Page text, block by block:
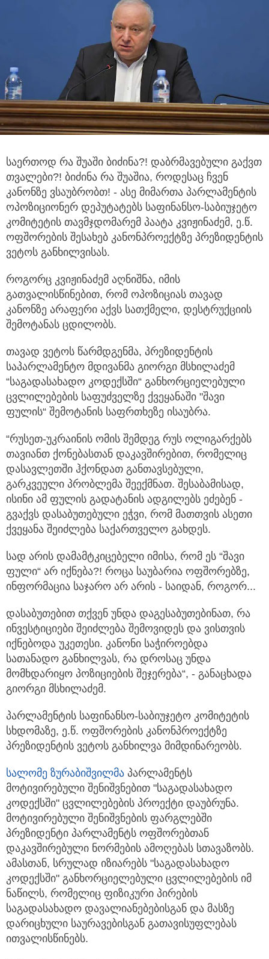
საერთოდ რა შუაში ბიძინა?! დაბრმავებული გაქვთ
თვალები?! ბიძინა რა შუაშია, როდესაც ჩვენ
კანონზე ვსაუბრობთ! - ასე მიმართა პარლამენტის
ოპოზიციონერ დეპუტატებს საფინანსო-საბიუჯეტო
კომიტეტის თავმჯდომარემ პაატა კვიჟინაძემ, ე.წ.
ოფშორების შესახებ კანონპროექტზე პრეზიდენტის
ვეტოს განხილვისას.
როგორც კვიჟინაძემ აღნიშნა, იმის
გათვალისწინებით, რომ ოპოზიციას თავად
კანონზე არაფერი აქვს სათქმელი, დესტრუქციის
შემოტანას ცდილობს.
თავად ვეტოს წარმდგენმა, პრეზიდენტის
საპარლამენტო მდივანმა გიორგი მსხილაძემ
“საგადასახადო კოდექსში“ განხორციელებული
ცვლილებების საფუძველზე ქვეყანაში "შავი
ფულის“ შემოტანის საფრთხეზე ისაუბრა.
“რუსეთ-უკრაინის ომის შემდეგ რუს ოლიგარქებს
თავიანთ ქონებასთან დაკავშირებით, რომელიც
დასავლეთში ჰქონდათ განთავსებული,
გარკვეული პრობლემა შეექმნათ. შესაბამისად,
ისინი ამ ფულის გადატანის ადგილებს ეძებენ -
გვაქვს დასაბუთებული ეჭვი, რომ მათთვის ასეთი
ქვეყანა შეიძლება საქართველო გახდეს.
სად არის დამამტკიცებელი იმისა, რომ ეს “შავი
ფული“ არ იქნება?! როცა საუბარია ოფშორებზე,
ინფორმაცია საჯარო არ არის - საიდან, როგორ...
დასაბუთებით თქვენ უნდა დაგესაბუთებინათ, რა
ინვესტიციები შეიძლება შემოვიდეს და ვისთვის
იქნებოდა უკეთესი. კანონი საჭიროებდა
სათანადო განხილვას, რა დროსაც უნდა
მომხდარიყო პოზიციების შეჯერება“, - განაცხადა
გიორგი მსხილაძემ.
პარლამენტის საფინანსო-საბიუჯეტო კომიტეტის
სხდომაზე, ე.წ. ოფშორების კანონპროექტზე
პრეზიდენტის ვეტოს განხილვა მიმდინარეობს.
სალომე ზურაბიშვილმა პარლამენტს
მოტივირებული შენიშვნებით "საგადასახადო
კოდექსში" ცვლილებების პროექტი დაუბრუნა.
მოტივირებული შენიშვნების ფარგლებში
პრეზიდენტი პარლამენტს ოფშორებთან
დაკავშირებული ნორმების ამოღებას სთავაზობს.
ამასთან, სრულად იზიარებს "საგადასახადო
კოდექსში" განხორციელებული ცვლილებების იმ
ნაწილს, რომელიც ფიზიკური პირების
საგადასახადო დავალიანებებისგან და მასზე
დარიცხული საურავებისგან გათავისუფლებას
ითვალისწინებს.